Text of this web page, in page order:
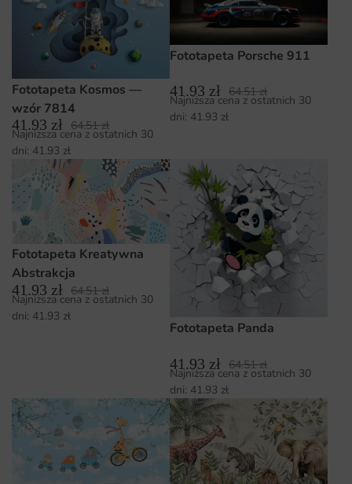
Fototapeta Kosmos —
wzór 7814
41.93 zł 64.51zł
Najniższa cena z ostatnich 30
dni: 41.93 zł
Fototapeta Porsche 911
41.93 zł 64.51zł
Najniższa cena z ostatnich 30
dni: 41.93 zł
Fototapeta Kreatywna
Abstrakcja
41.93 zł 64.51zł
Najniższa cena z ostatnich 30
dni: 41.93 zł
Fototapeta Panda
41.93 zł 64.51zł
Najniższa cena z ostatnich 30
dni: 41.93 zł